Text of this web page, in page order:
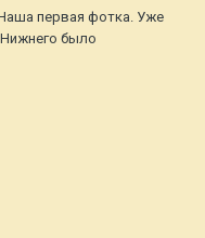
первая фотка. Уже
было